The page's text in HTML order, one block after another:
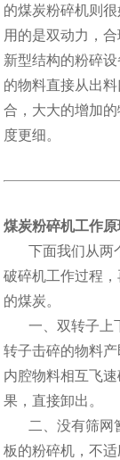
的煤炭粉碎机则
用的是双动力，
新型结构的粉碎
的物料直接从出
合，大大的增加
度更细。
煤炭粉碎机工作原
下面我们从两
破碎机工作过程
的煤炭。
一、双转子上
转子击碎的物料
内腔物料相互飞
果，直接卸出。
二、没有筛网
板的粉碎机，不